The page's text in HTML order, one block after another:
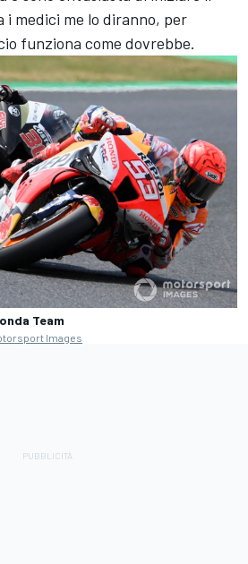
i medici me lo diranno, per
funziona come dovrebbe.
Team
Images